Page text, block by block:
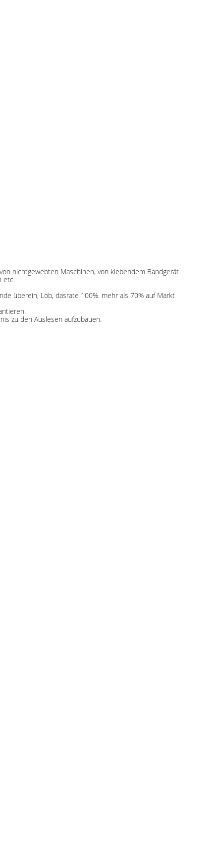
nichtgewebten Maschinen, von klebendem Bandgerät
etc.
überein, Lob, dasrate 100%. mehr als 70% auf Markt
zu den Auslesen aufzubauen.